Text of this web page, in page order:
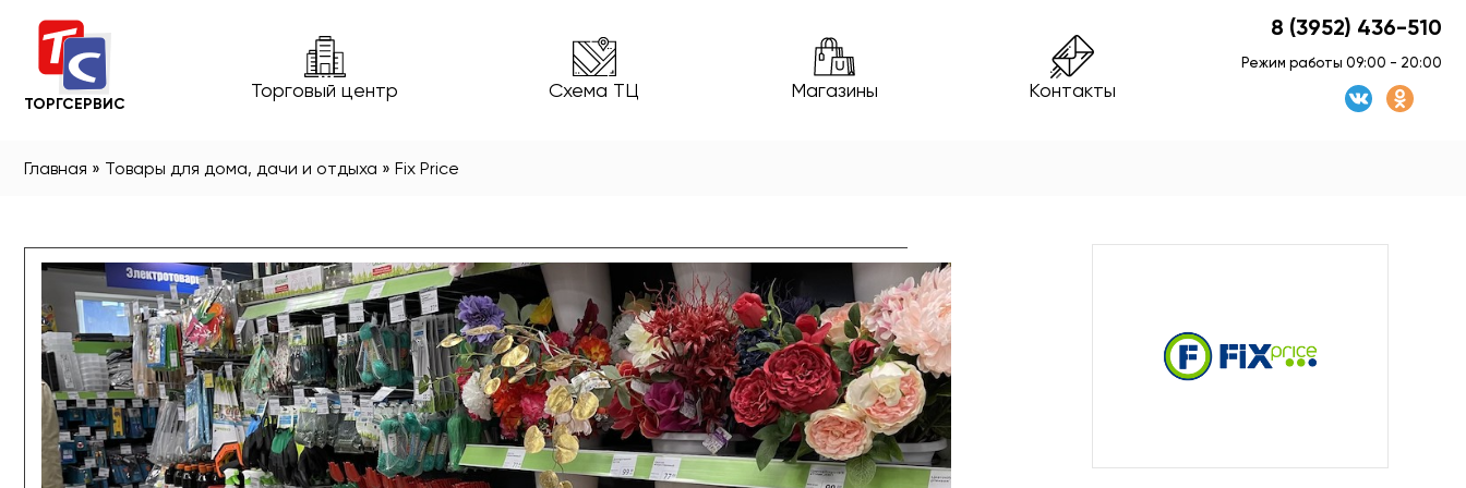
ТОРГСЕРВИС
Торговый центр Схема ТЦ Магазины Контакты
8 (3952) 436-510
Режим работы 09:00 - 20:00
Главная » Товары для дома, дачи и отдыха » Fix Price